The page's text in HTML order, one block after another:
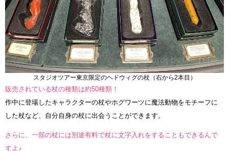
スタジオツアー東京限定のヘドウィグの杖（右から2本目）
販売されている杖の種類は約50種類！
作中に登場したキャラクターの杖やホグワーツに魔法動物をモチーフに
した杖など、自分自身の杖に出会うことができます。
さらに、一部の杖には別途有料で杖に文字入れをすることもできるんで
すよ♪